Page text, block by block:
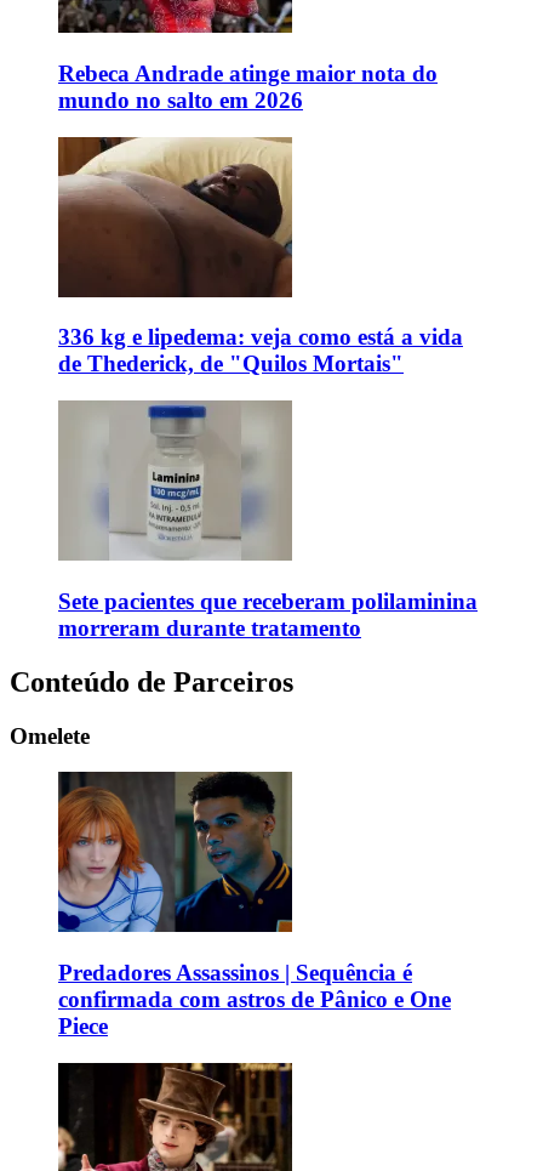
Rebeca Andrade atinge maior nota do
mundo no salto em 2026
336 kg e lipedema: veja como está a vida
de Thederick, de "Quilos Mortais"
Sete pacientes que receberam polilaminina
morreram durante tratamento
Conteúdo de Parceiros
Omelete
Predadores Assassinos | Sequência é
confirmada com astros de Pânico e One
Piece